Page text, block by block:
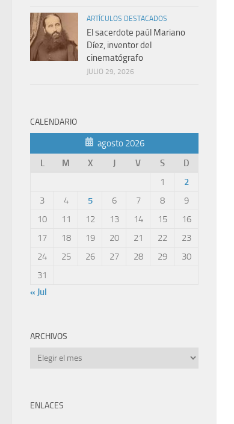
ARTÍCULOS DESTACADOS
El sacerdote paúl Mariano
Díez, inventor del
cinematógrafo
JULIO 29, 2026
CALENDARIO
agosto 2026
L
M X J V S
D
1
2
3
4 5 6 7 8
9
10
11 12 13 14 15
16
17
18 19 20 21 22
23
24
25 26 27 28 29
30
31
« Jul
ARCHIVOS
Archivos
ENLACES